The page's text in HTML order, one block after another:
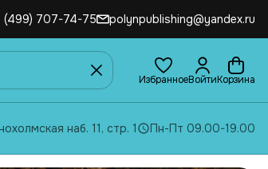
(499) 707-74-75 polynpublishing@yandex.ru
ИзбранноеВойтиКорзина
наб. 11, стр. 1 Пн-Пт 09.00-19.00